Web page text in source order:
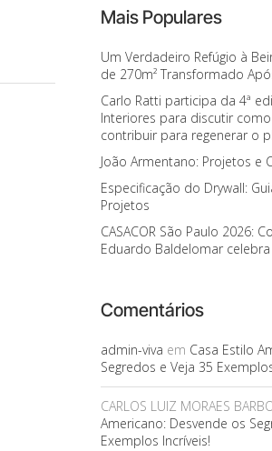
Mais Populares
Um Verdadeiro Refúgio à
de 270m² Transformado
Carlo Ratti participa da 4ª
Interiores para discutir
contribuir para regenerar o
João Armentano: Projetos e
Especificação do Drywall:
Projetos
CASACOR São Paulo 2026:
Eduardo Baldelomar
Comentários
admin-viva em Casa Estilo
Segredos e Veja 35
CARLOS LUIZ MORAES
Americano: Desvende os
Exemplos Incríveis!